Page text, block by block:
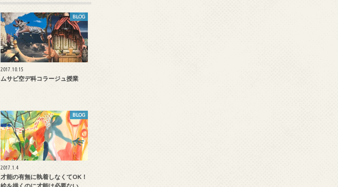
BLOG
2017.10.15
ムサビ空デ科コラージュ授業
BLOG
2017.1.4
才能の有無に執着しなくてOK！